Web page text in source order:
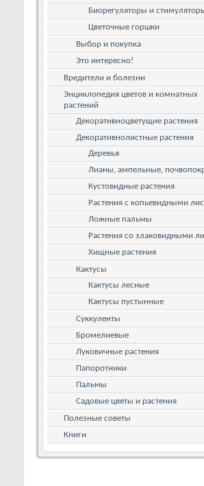
Биорегуляторы и
Цветочные горшки
Выбор и покупка
Это интересно!
Вредители и болезни
Энциклопедия цветов и комнатных
растений
Декоративноцветущие растения
Декоративнолистные растения
Деревья
Лианы, ампельные,
Кустовидные растения
Растения с копьевидными
Ложные пальмы
Растения со злаковидными
Хищные растения
Кактусы
Кактусы лесные
Кактусы пустынные
Суккуленты
Бромелиевые
Луковичные растения
Папоротники
Пальмы
Садовые цветы и растения
Полезные советы
Книги